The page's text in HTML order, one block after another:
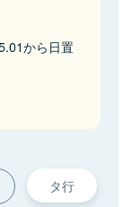
から日置
タ行